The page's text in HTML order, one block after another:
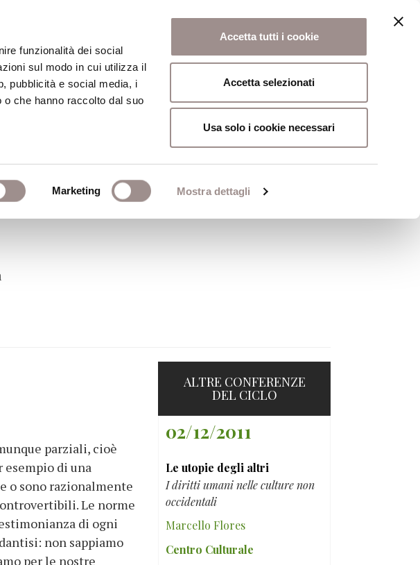
funzionalità dei social
sul modo in cui utilizza il
pubblicità e social media, i
che hanno raccolto dal suo
Marketing Mostra dettagli
Accetta tutti i cookie
Accetta selezionati
Usa solo i cookie necessari
Studi Religiosi Scuola Alti Studi
politica
parziali, cioè
di una
o sono razionalmente
Le norme
di ogni
non sappiamo
per le nostre
ALTRE CONFERENZE
DEL CICLO
02/12/2011
Le utopie degli altri
I diritti umani nelle culture non
occidentali
Marcello Flores
Centro Culturale